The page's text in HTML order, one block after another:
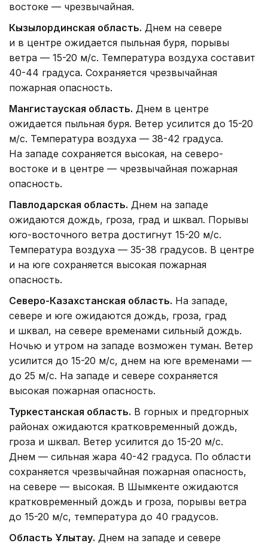
востоке — чрезвычайная.
Кызылординская область. Днем на севере
и в центре ожидается пыльная буря, порывы
ветра — 15-20 м/с. Температура воздуха составит
40-44 градуса. Сохраняется чрезвычайная
пожарная опасность.
Мангистауская область. Днем в центре
ожидается пыльная буря. Ветер усилится до 15-20
м/с. Температура воздуха — 38-42 градуса.
На западе сохраняется высокая, на северо-
востоке и в центре — чрезвычайная пожарная
опасность.
Павлодарская область. Днем на западе
ожидаются дождь, гроза, град и шквал. Порывы
юго-восточного ветра достигнут 15-20 м/с.
Температура воздуха — 35-38 градусов. В центре
и на юге сохраняется высокая пожарная
опасность.
Северо-Казахстанская область. На западе,
севере и юге ожидаются дождь, гроза, град
и шквал, на севере временами сильный дождь.
Ночью и утром на западе возможен туман. Ветер
усилится до 15-20 м/с, днем на юге временами —
до 25 м/с. На западе и севере сохраняется
высокая пожарная опасность.
Туркестанская область. В горных и предгорных
районах ожидаются кратковременный дождь,
гроза и шквал. Ветер усилится до 15-20 м/с.
Днем — сильная жара 40-42 градуса. По области
сохраняется чрезвычайная пожарная опасность,
на севере — высокая. В Шымкенте ожидаются
кратковременный дождь и гроза, порывы ветра
до 15-20 м/с, температура до 40 градусов.
Область Ұлытау. Днем на западе и севере